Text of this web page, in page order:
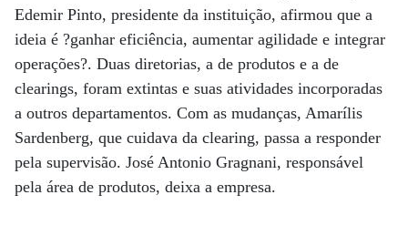
Edemir Pinto, presidente da instituição, afirmou que a
ideia é ?ganhar eficiência, aumentar agilidade e integrar
operações?. Duas diretorias, a de produtos e a de
clearings, foram extintas e suas atividades incorporadas
a outros departamentos. Com as mudanças, Amarílis
Sardenberg, que cuidava da clearing, passa a responder
pela supervisão. José Antonio Gragnani, responsável
pela área de produtos, deixa a empresa.